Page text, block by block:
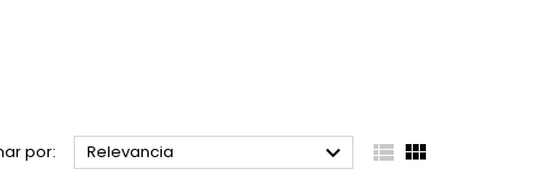
por: Relevancia   